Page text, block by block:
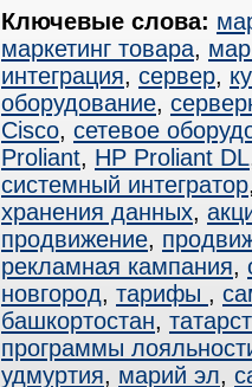
Ключевые слова:
маркетинг товара,
интеграция, сервер,
оборудование,
Cisco, сетевое
Proliant, HP Proliant DL
системный интегратор
хранения данных,
продвижение,
рекламная кампания,
новгород, тарифы ,
башкортостан,
программы
удмуртия, марий эл,